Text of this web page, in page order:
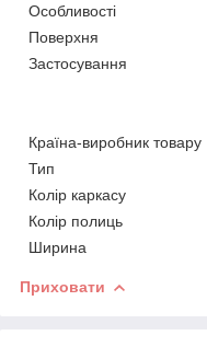
Особливості
Поверхня
Застосування
Країна-виробник товару
Тип
Колір каркасу
Колір полиць
Ширина
Приховати